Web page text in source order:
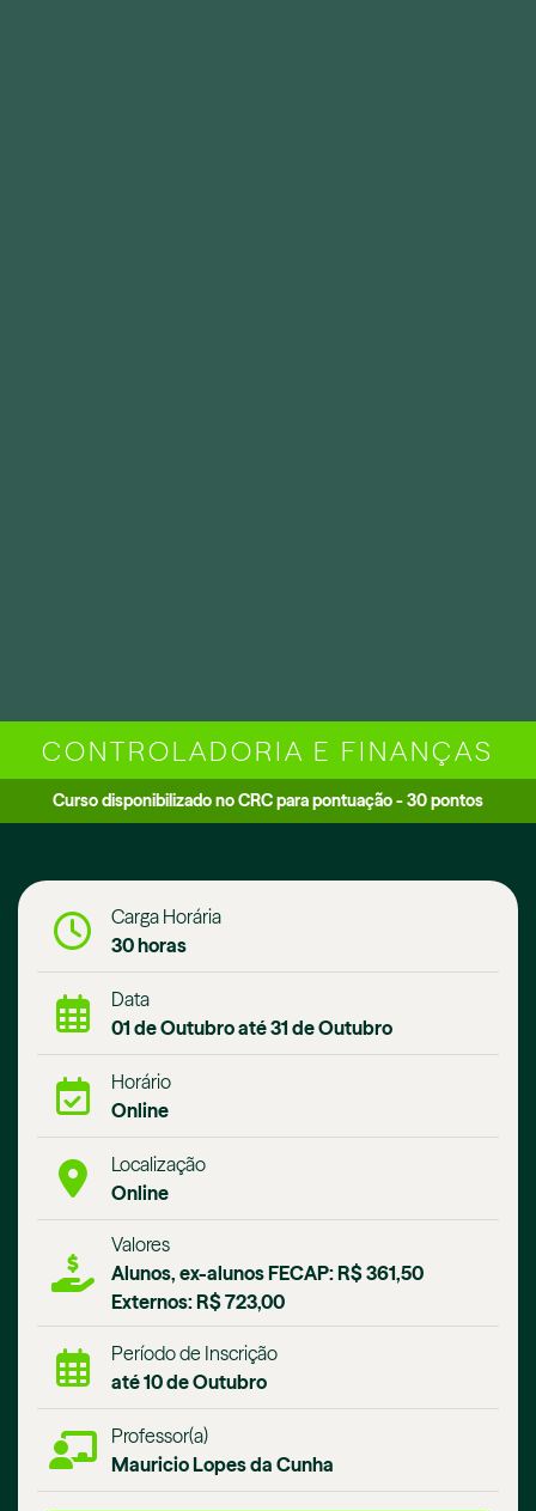
CONTROLADORIA E FINANÇAS
Curso disponibilizado no CRC para pontuação - 30 pontos
Carga Horária
30 horas
Data
01 de Outubro até 31 de Outubro
Horário
Online
Localização
Online
Valores
Alunos, ex-alunos FECAP: R$ 361,50
Externos: R$ 723,00
Período de Inscrição
até 10 de Outubro
Professor(a)
Mauricio Lopes da Cunha